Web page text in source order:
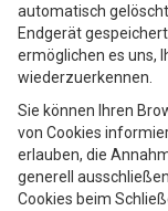
automatisch
Endgerät
ermöglichen es uns,
wiederzuerkennen.
Sie können Ihren
von Cookies
erlauben, die
generell
Cookies beim